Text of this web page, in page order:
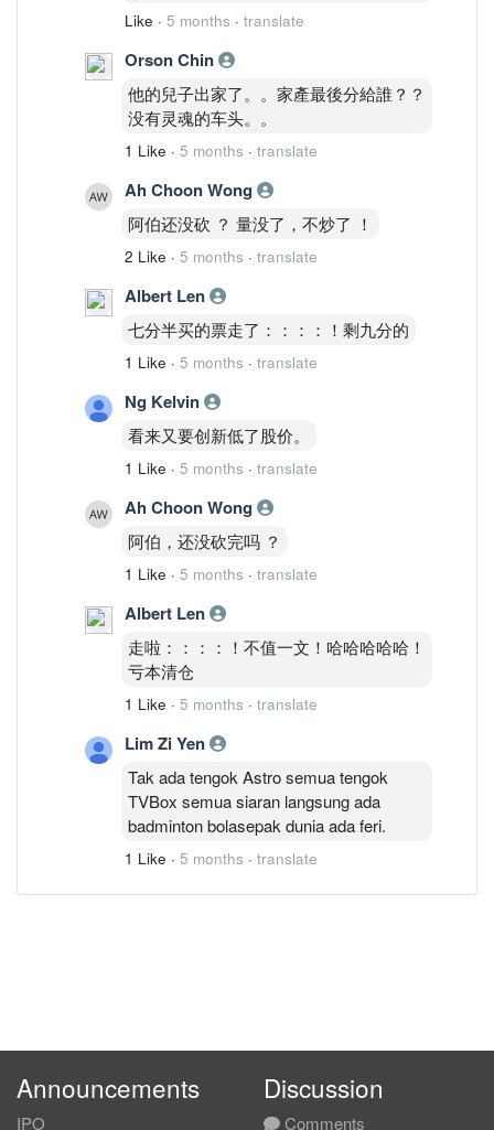
Like · 5 months · translate
Orson Chin
他的兒子出家了。。家產最後分給誰？？
没有灵魂的车头。。
1 Like · 5 months · translate
Ah Choon Wong
阿伯还没砍 ？ 量没了，不炒了 ！
2 Like · 5 months · translate
Albert Len
七分半买的票走了：：：：！剩九分的
1 Like · 5 months · translate
Ng Kelvin
看来又要创新低了股价。
1 Like · 5 months · translate
Ah Choon Wong
阿伯，还没砍完吗 ？
1 Like · 5 months · translate
Albert Len
走啦：：：：！不值一文！哈哈哈哈哈！
亏本清仓
1 Like · 5 months · translate
Lim Zi Yen
Tak ada tengok Astro semua tengok
TVBox semua siaran langsung ada
badminton bolasepak dunia ada feri.
1 Like · 5 months · translate
Announcements
IPO
Discussion
Comments